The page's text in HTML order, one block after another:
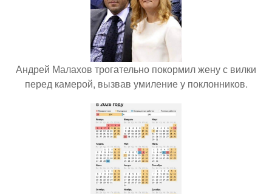
Андрей Малахов трогательно покормил жену с вилки
перед камерой, вызвав умиление у поклонников.